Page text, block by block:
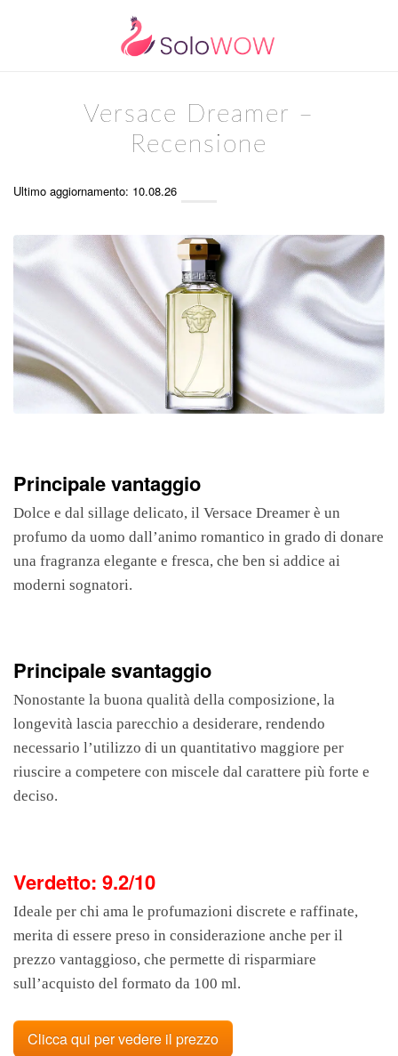
Versace Dreamer –
Recensione
Ultimo aggiornamento: 10.08.26
Principale vantaggio
Dolce e dal sillage delicato, il Versace Dreamer è un
profumo da uomo dall’animo romantico in grado di donare
una fragranza elegante e fresca, che ben si addice ai
moderni sognatori.
Principale svantaggio
Nonostante la buona qualità della composizione, la
longevità lascia parecchio a desiderare, rendendo
necessario l’utilizzo di un quantitativo maggiore per
riuscire a competere con miscele dal carattere più forte e
deciso.
Verdetto: 9.2/10
Ideale per chi ama le profumazioni discrete e raffinate,
merita di essere preso in considerazione anche per il
prezzo vantaggioso, che permette di risparmiare
sull’acquisto del formato da 100 ml.
Clicca qui per vedere il prezzo